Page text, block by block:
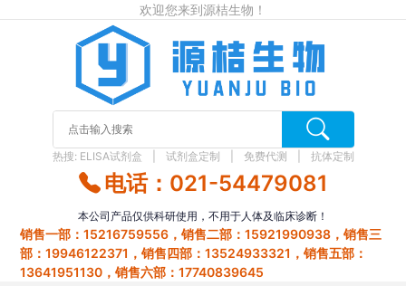
欢迎您来到源桔生物！
热搜: ELISA试剂盒 试剂盒定制 免费代测 抗体定制
电话：021-54479081
本公司产品仅供科研使用，不用于人体及临床诊断！
销售一部：15216759556，销售二部：15921990938，销售三
部：19946122371，销售四部：13524933321，销售五部：
13641951130，销售六部：17740839645